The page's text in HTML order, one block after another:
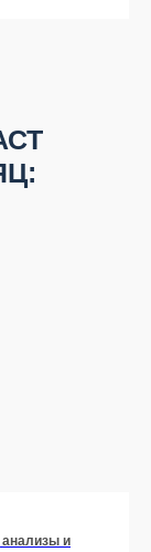
анализы и